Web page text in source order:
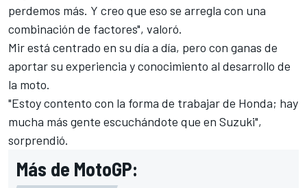
perdemos más. Y creo que eso se arregla con una
combinación de factores", valoró.
Mir está centrado en su día a día, pero con ganas de
aportar su experiencia y conocimiento al desarrollo de
la moto.
"Estoy contento con la forma de trabajar de Honda; hay
mucha más gente escuchándote que en Suzuki",
sorprendió.
Más de MotoGP: